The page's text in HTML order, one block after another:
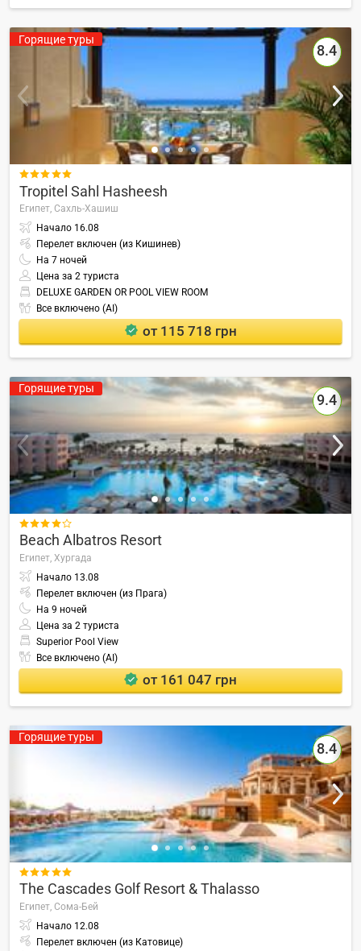
Горящие туры
8.4

Tropitel Sahl Hasheesh
Египет, Сахль-Хашиш
Начало 16.08
Перелет включен (из Кишинев)
На 7 ночей
Цена за 2 туриста
DELUXE GARDEN OR POOL VIEW ROOM
Все включено (AI)
от 115 718 грн
Горящие туры
9.4

Beach Albatros Resort
Египет, Хургада
Начало 13.08
Перелет включен (из Прага)
На 9 ночей
Цена за 2 туриста
Superior Pool View
Все включено (AI)
от 161 047 грн
Горящие туры
8.4

The Cascades Golf Resort & Thalasso
Египет, Сома-Бей
Начало 12.08
Перелет включен (из Катовице)